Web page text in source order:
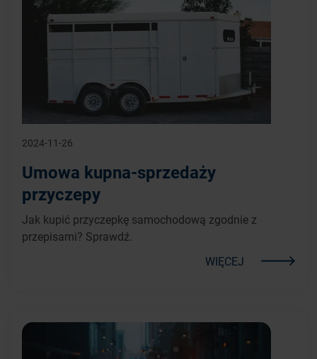
2024-11-26
Umowa kupna-sprzedaży
przyczepy
Jak kupić przyczepkę samochodową zgodnie z
przepisami? Sprawdź.
WIĘCEJ